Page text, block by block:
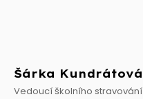
Šárka Kundrátová
Vedoucí školního stravování